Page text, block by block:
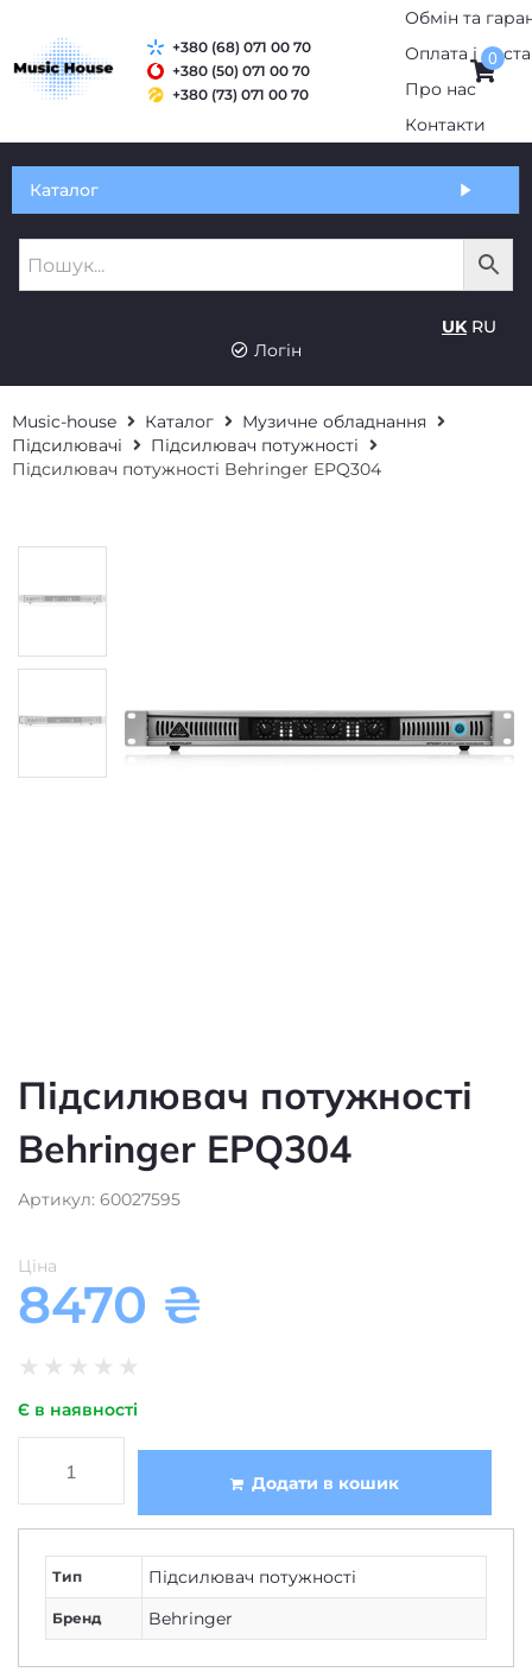
Обмін та гарантія
Про нас
+380 (50) 071 00 70
+380 (73) 071 00 70
0
RU
Логін
Музичне обладнання
Підсилювачі
Підсилювач потужності
Підсилювач потужності Behringer EPQ304
Behringer EPQ304
Артикул: 60027595
Ціна
8470
★★★★ ★
Підсилювач потужності
Бренд Behringer